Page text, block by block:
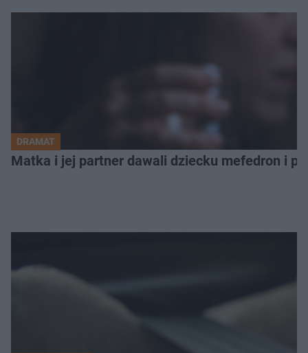
DRAMAT
Matka i jej partner dawali dziecku mefedron i